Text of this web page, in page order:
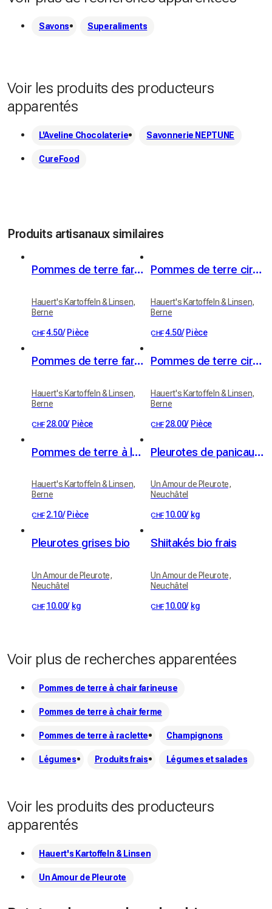
Savons Superaliments
Voir les produits des producteurs
apparentés
L'Aveline Chocolaterie Savonnerie NEPTUNE
CureFood
Produits artisanaux similaires
Pommes de terre farineuses (variété Victoria)
Hauert's Kartoffeln & Linsen,
Berne
CHF4.50/ Pièce
Pommes de terre cireuses (variété Erika)
Hauert's Kartoffeln & Linsen,
Berne
CHF4.50/ Pièce
Pommes de terre farineuses 20kg
Hauert's Kartoffeln & Linsen,
Berne
CHF 28.00/ Pièce
Pommes de terre cireuses 20kg
Hauert's Kartoffeln & Linsen,
Berne
CHF 28.00/ Pièce
Pommes de terre à la cire, pommes de terre à raclette 1kg
Hauert's Kartoffeln & Linsen,
Berne
CHF 2.10/ Pièce
Pleurotes de panicaut (Eryngii)
Un Amour de Pleurote,
Neuchâtel
CHF 10.00/ kg
Pleurotes grises bio
Un Amour de Pleurote,
Neuchâtel
CHF 10.00/ kg
Shiitakés bio frais
Un Amour de Pleurote,
Neuchâtel
CHF 10.00/ kg
Voir plus de recherches apparentées
Pommes de terre à chair farineuse
Pommes de terre à chair ferme
Pommes de terre à raclette Champignons
Légumes Produits frais Légumes et salades
Voir les produits des producteurs
apparentés
Hauert's Kartoffeln & Linsen
Un Amour de Pleurote